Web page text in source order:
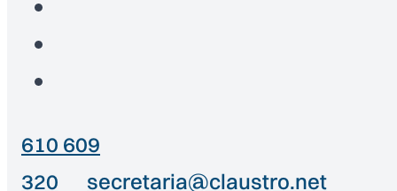
610 609
320
secretaria@claustro.net